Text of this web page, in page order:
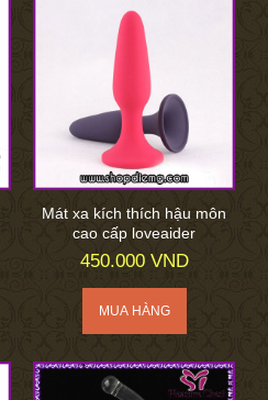
Mát xa kích thích hậu môn
cao cấp loveaider
450.000 VND